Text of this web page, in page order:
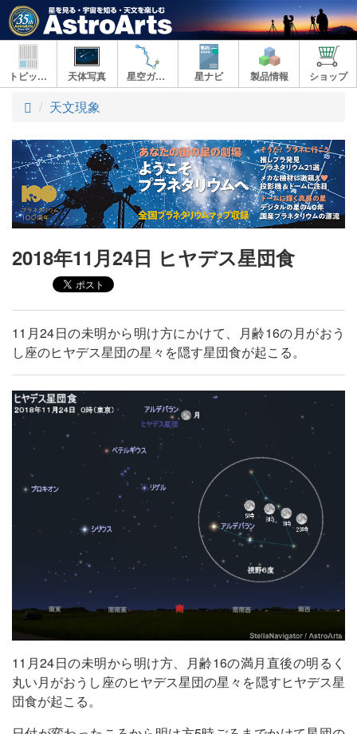
トピックス 天体写真 星空ガイド 星ナビ 製品情報 ショップ
ト
プ
天文現象
2018年11月24日 ヒヤデス星団食
11月24日の未明から明け方にかけて、月齢16の月がおう
し座のヒヤデス星団の星々を隠す星団食が起こる。
11月24日の未明から明け方、月齢16の満月直後の明るく
丸い月がおうし座のヒヤデス星団の星々を隠すヒヤデス星
団食が起こる。